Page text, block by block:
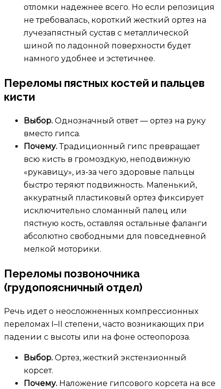
отломки надежнее всего. Но если репозиция
не требовалась, короткий жесткий ортез на
лучезапястный сустав с металлической
шиной по ладонной поверхности будет
намного удобнее и эстетичнее.
Переломы пястных костей и пальцев
кисти
Выбор. Однозначный ответ — ортез на руку
вместо гипса.
Почему.Традиционный гипс превращает
всю кисть в громоздкую, неподвижную
«рукавицу», из-за чего здоровые пальцы
быстро теряют подвижность. Маленький,
аккуратный пластиковый ортез фиксирует
исключительно сломанный палец или
пястную кость, оставляя остальные фаланги
абсолютно свободными для повседневной
мелкой моторики.
Переломы позвоночника
(грудопоясничный отдел)
Речь идет о неосложненных компрессионных
переломах I–II степени, часто возникающих при
падении с высоты или на фоне остеопороза.
Выбор. Ортез, жесткий экстензионный
корсет.
Почему. Наложение гипсового корсета на все